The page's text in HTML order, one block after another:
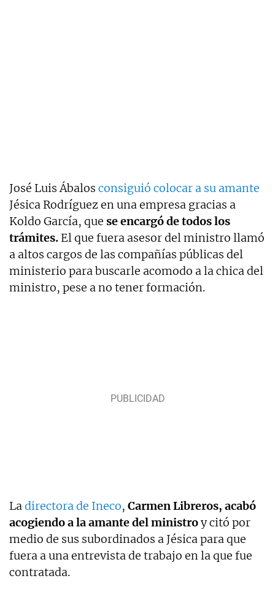
José Luis Ábalos consiguió colocar a su amante
Jésica Rodríguez en una empresa gracias a
Koldo García, que se encargó de todos los
trámites. El que fuera asesor del ministro llamó
a altos cargos de las compañías públicas del
ministerio para buscarle acomodo a la chica del
ministro, pese a no tener formación.
Ladirectora de Ineco, Carmen Libreros, acabó
acogiendo a la amante del ministroy citó por
medio de sus subordinados a Jésica para que
fuera a una entrevista de trabajo en la que fue
contratada.